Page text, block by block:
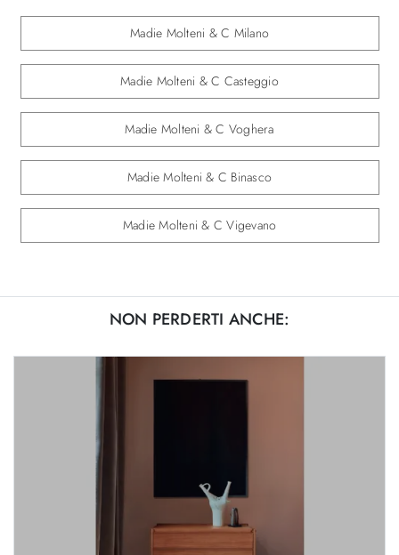
Madie Molteni & C Milano
Madie Molteni & C Casteggio
Madie Molteni & C Voghera
Madie Molteni & C Binasco
Madie Molteni & C Vigevano
NON PERDERTI ANCHE: